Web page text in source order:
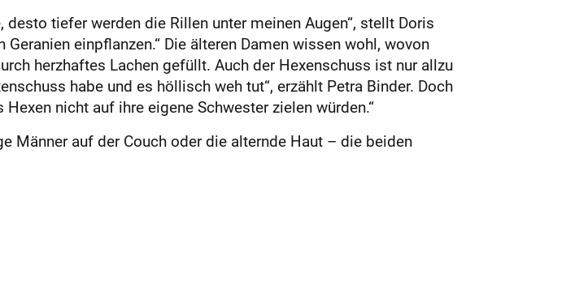
tiefer werden die Rillen unter meinen Augen“, stellt Doris
einpflanzen.“ Die älteren Damen wissen wohl, wovon
herzhaftes Lachen gefüllt. Auch der Hexenschuss ist nur allzu
habe und es höllisch weh tut“, erzählt Petra Binder. Doch
nicht auf ihre eigene Schwester zielen würden.“
Männer auf der Couch oder die alternde Haut – die beiden